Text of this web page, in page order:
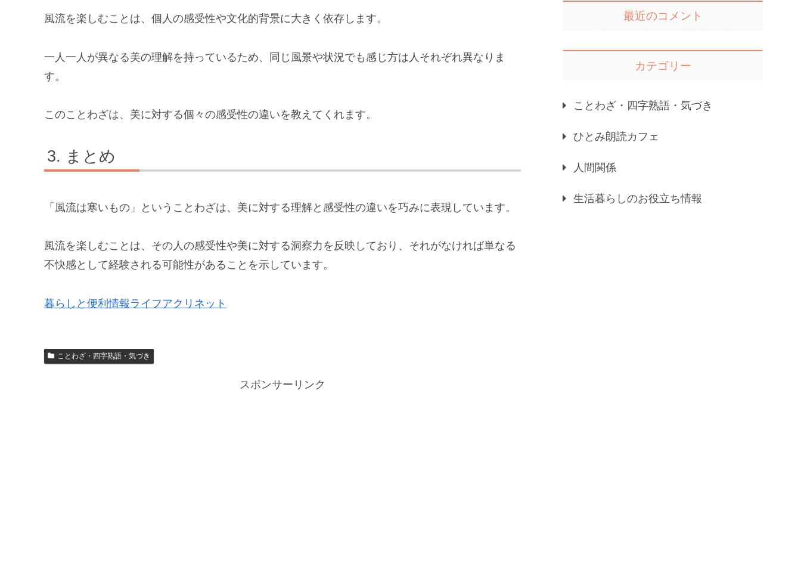
風流を楽しむことは、個人の感受性や文化的背景に大きく依存します。
一人一人が異なる美の理解を持っているため、同じ風景や状況でも感じ方は人それぞれ異なりま
す。
このことわざは、美に対する個々の感受性の違いを教えてくれます。
まとめ
「風流は寒いもの」ということわざは、美に対する理解と感受性の違いを巧みに表現しています。
風流を楽しむことは、その人の感受性や美に対する洞察力を反映しており、それがなければ単なる
不快感として経験される可能性があることを示しています。
暮らしと便利情報ライフアクリネット
ことわざ・四字熟語・気づき
スポンサーリンク
最近のコメント
カテゴリー
ことわざ・四字熟語・気づき
ひとみ朗読カフェ
人間関係
生活暮らしのお役立ち情報